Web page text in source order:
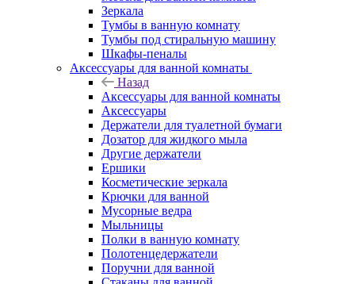
Зеркала
Тумбы в ванную комнату
Тумбы под стиральную машину
Шкафы-пеналы
Аксессуары для ванной комнаты
Назад
Аксессуары для ванной комнаты
Аксессуары
Держатели для туалетной бумаги
Дозатор для жидкого мыла
Другие держатели
Ершики
Косметические зеркала
Крючки для ванной
Мусорные ведра
Мыльницы
Полки в ванную комнату
Полотенцедержатели
Поручни для ванной